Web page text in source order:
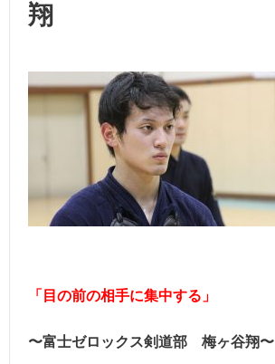
翔
「目の前の相手に集中する」
〜富士ゼロックス剣道部 梅ヶ谷翔〜